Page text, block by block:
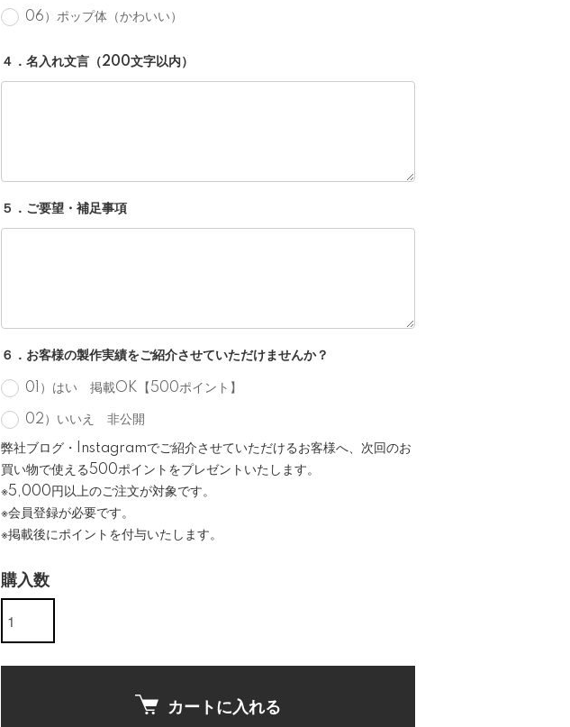
06）ポップ体（かわいい）
４．名入れ文言（200文字以内）
５．ご要望・補足事項
６．お客様の製作実績をご紹介させていただけませんか？
01）はい 掲載OK【500ポイント】
02）いいえ 非公開
弊社ブログ・Instagramでご紹介させていただけるお客様へ、次回のお
買い物で使える500ポイントをプレゼントいたします。
※5,000円以上のご注文が対象です。
※会員登録が必要です。
※掲載後にポイントを付与いたします。
購入数
カートに入れる